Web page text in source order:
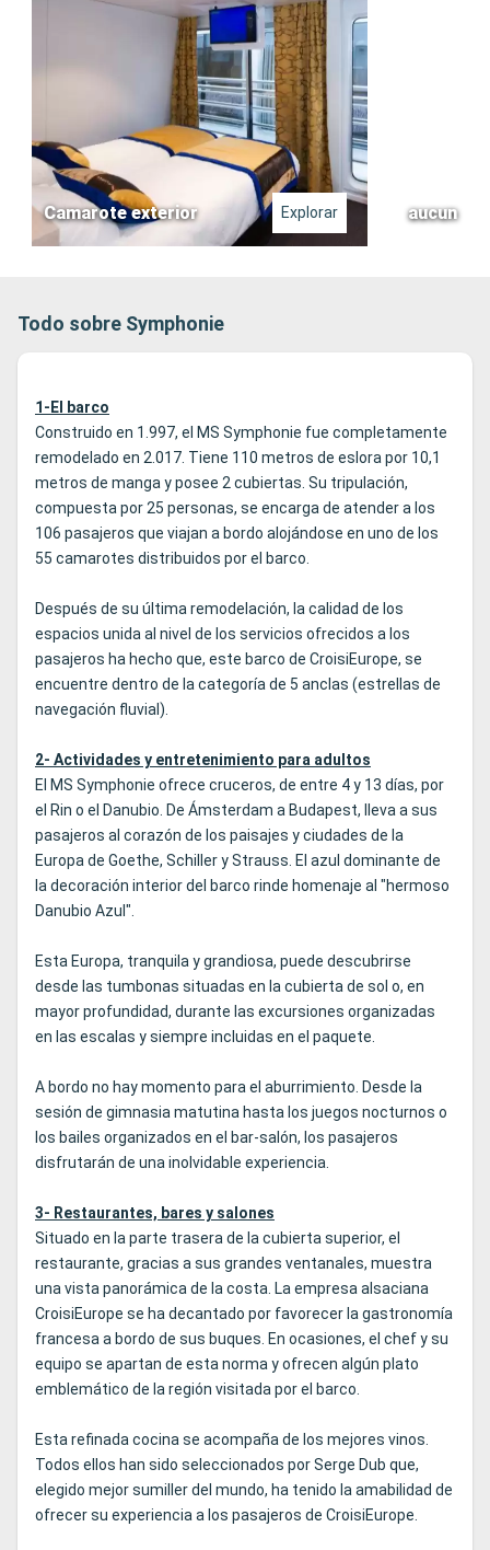
Camarote exterior Explorar aucun
Todo sobre Symphonie
1-El barco
Construido en 1.997, el MS Symphonie fue completamente
remodelado en 2.017. Tiene 110 metros de eslora por 10,1
metros de manga y posee 2 cubiertas. Su tripulación,
compuesta por 25 personas, se encarga de atender a los
106 pasajeros que viajan a bordo alojándose en uno de los
55 camarotes distribuidos por el barco.
Después de su última remodelación, la calidad de los
espacios unida al nivel de los servicios ofrecidos a los
pasajeros ha hecho que, este barco de CroisiEurope, se
encuentre dentro de la categoría de 5 anclas (estrellas de
navegación fluvial).
2- Actividades y entretenimiento para adultos
El MS Symphonie ofrece cruceros, de entre 4 y 13 días, por
el Rin o el Danubio. De Ámsterdam a Budapest, lleva a sus
pasajeros al corazón de los paisajes y ciudades de la
Europa de Goethe, Schiller y Strauss. El azul dominante de
la decoración interior del barco rinde homenaje al "hermoso
Danubio Azul".
Esta Europa, tranquila y grandiosa, puede descubrirse
desde las tumbonas situadas en la cubierta de sol o, en
mayor profundidad, durante las excursiones organizadas
en las escalas y siempre incluidas en el paquete.
A bordo no hay momento para el aburrimiento. Desde la
sesión de gimnasia matutina hasta los juegos nocturnos o
los bailes organizados en el bar-salón, los pasajeros
disfrutarán de una inolvidable experiencia.
3- Restaurantes, bares y salones
Situado en la parte trasera de la cubierta superior, el
restaurante, gracias a sus grandes ventanales, muestra
una vista panorámica de la costa. La empresa alsaciana
CroisiEurope se ha decantado por favorecer la gastronomía
francesa a bordo de sus buques. En ocasiones, el chef y su
equipo se apartan de esta norma y ofrecen algún plato
emblemático de la región visitada por el barco.
Esta refinada cocina se acompaña de los mejores vinos.
Todos ellos han sido seleccionados por Serge Dub que,
elegido mejor sumiller del mundo, ha tenido la amabilidad de
ofrecer su experiencia a los pasajeros de CroisiEurope.